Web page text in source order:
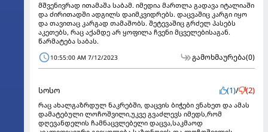
მშვენივრად ითამაშა საბამ. იმედია მართლა გადავა იტალიაში
და ძირითადში ადგილს დაიმკვიდრებს. დაცვაშიც კარგი იყო
და თავითაც კარგად თამაშობს. შეტევაშიც გრძელ პასებს
აკეთებს, რაც აქამდე არ ყოფილა ჩვენი მცველებისაგან.
წარმატება საბას.
10:55:00 AM 7/12/2023 გამოხმაურება(0)
სოსო (1)/ (2)
რაც ახალგაზრდულ ნაკრებში, დაცვის ბიჭები ვნახეთ და ამას
დამატებული ლოჩოშვილი,უკვე გვაძლევს იმედს,რომ
დღევანდელის ჩამნაცვლებელი დაცვა,საკმაოდ